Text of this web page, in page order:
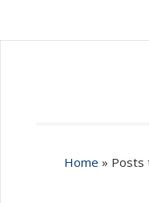
Home » Posts